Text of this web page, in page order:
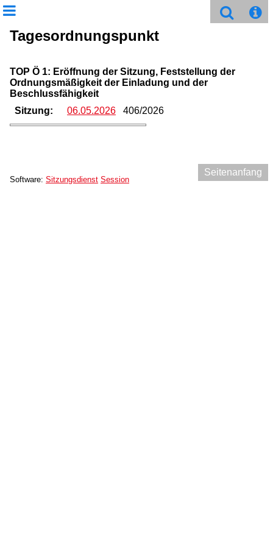
Tagesordnungspunkt
TOP Ö 1: Eröffnung der Sitzung, Feststellung der
Ordnungsmäßigkeit der Einladung und der
Beschlussfähigkeit
Sitzung:
06.05.2026 406/2026
Seitenanfang
Software: Sitzungsdienst Session